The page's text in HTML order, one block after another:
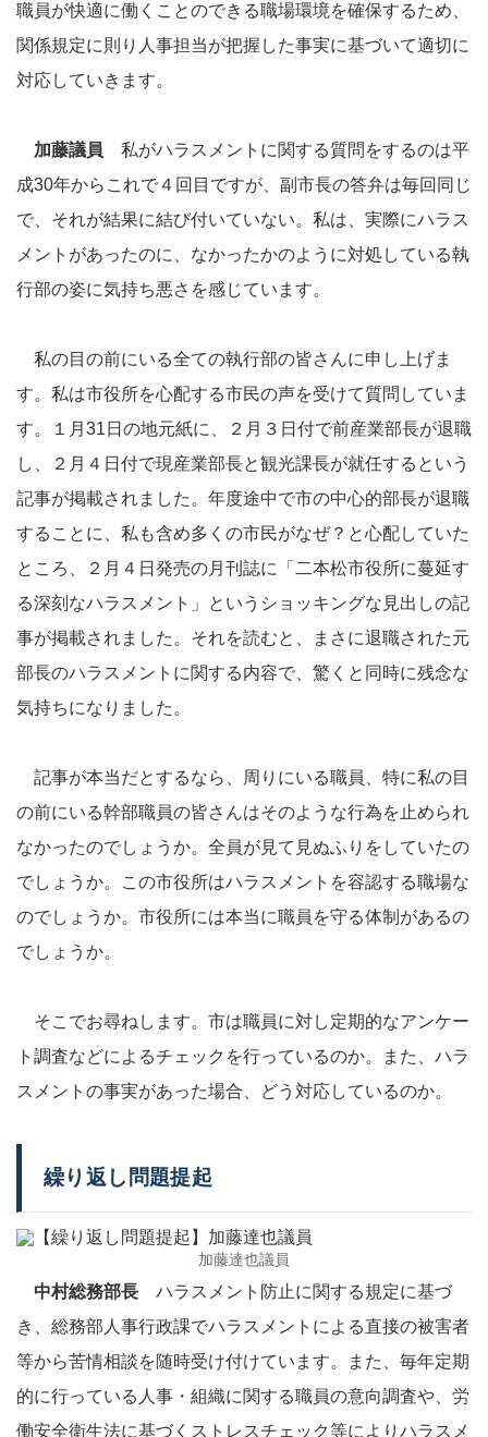
職員が快適に働くことのできる職場環境を確保するため、
関係規定に則り人事担当が把握した事実に基づいて適切に
対応していきます。
加藤議員 私がハラスメントに関する質問をするのは平
成30年からこれで４回目ですが、副市長の答弁は毎回同じ
で、それが結果に結び付いていない。私は、実際にハラス
メントがあったのに、なかったかのように対処している執
行部の姿に気持ち悪さを感じています。
私の目の前にいる全ての執行部の皆さんに申し上げま
す。私は市役所を心配する市民の声を受けて質問していま
す。１月31日の地元紙に、２月３日付で前産業部長が退職
し、２月４日付で現産業部長と観光課長が就任するという
記事が掲載されました。年度途中で市の中心的部長が退職
することに、私も含め多くの市民がなぜ？と心配していた
ところ、２月４日発売の月刊誌に「二本松市役所に蔓延す
る深刻なハラスメント」というショッキングな見出しの記
事が掲載されました。それを読むと、まさに退職された元
部長のハラスメントに関する内容で、驚くと同時に残念な
気持ちになりました。
記事が本当だとするなら、周りにいる職員、特に私の目
の前にいる幹部職員の皆さんはそのような行為を止められ
なかったのでしょうか。全員が見て見ぬふりをしていたの
でしょうか。この市役所はハラスメントを容認する職場な
のでしょうか。市役所には本当に職員を守る体制があるの
でしょうか。
そこでお尋ねします。市は職員に対し定期的なアンケー
ト調査などによるチェックを行っているのか。また、ハラ
スメントの事実があった場合、どう対応しているのか。
繰り返し問題提起
加藤達也議員
中村総務部長 ハラスメント防止に関する規定に基づ
き、総務部人事行政課でハラスメントによる直接の被害者
等から苦情相談を随時受け付けています。また、毎年定期
的に行っている人事・組織に関する職員の意向調査や、労
働安全衛生法に基づくストレスチェック等によりハラスメ